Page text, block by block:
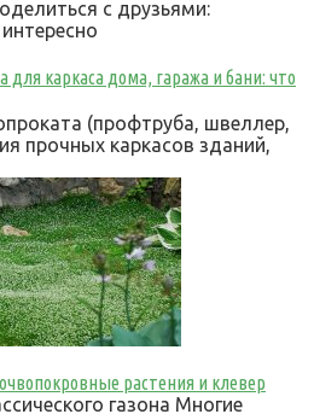
с друзьями:
для каркаса дома, гаража и бани: что
(профтруба, швеллер,
прочных каркасов зданий,
растения и клевер
газона Многие